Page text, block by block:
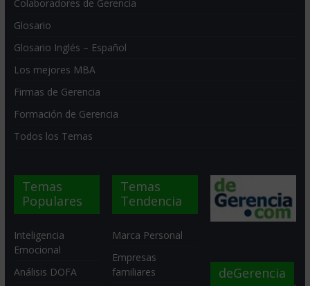
Colaboradores de Gerencia
Glosario
Glosario Inglés – Español
Los mejores MBA
Firmas de Gerencia
Formación de Gerencia
Todos los Temas
Temas
Populares
Inteligencia
Emocional
Análisis DOFA
Temas
Tendencia
Marca Personal
Empresas
familiares
deGerencia